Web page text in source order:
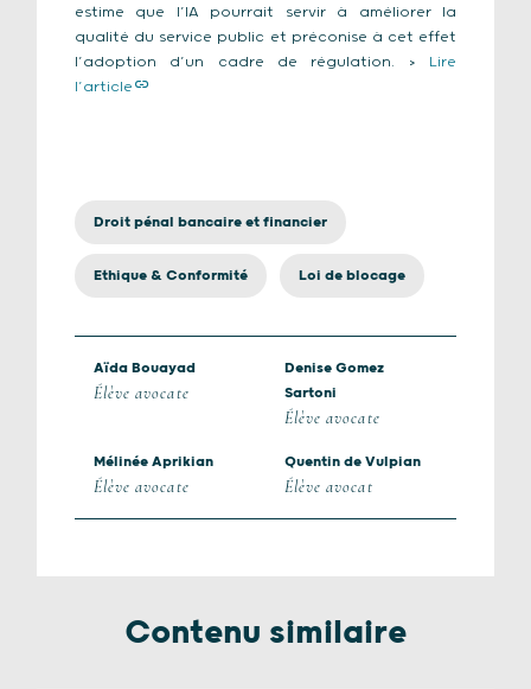
estime que l’IA pourrait servir à améliorer la
qualité du service public et préconise à cet effet
l’adoption d’un cadre de régulation. > Lire
l’article
Droit pénal bancaire et financier
Ethique & Conformité Loi de blocage
Aïda Bouayad
Élève avocate
Denise Gomez
Sartoni
Élève avocate
Mélinée Aprikian
Élève avocate
Quentin de Vulpian
Élève avocat
Contenu similaire